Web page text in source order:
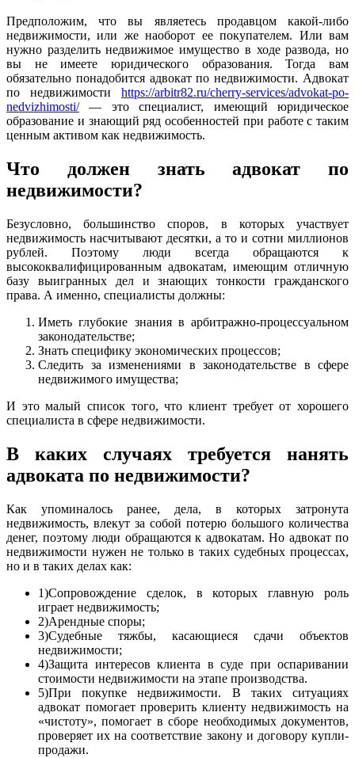
Предположим, что вы являетесь продавцом какой-либо
недвижимости, или же наоборот ее покупателем. Или вам
нужно разделить недвижимое имущество в ходе развода, но
вы не имеете юридического образования. Тогда вам
обязательно понадобится адвокат по недвижимости. Адвокат
по недвижимости https://arbitr82.ru/cherry-services/advokat-po-
nedvizhimosti/— это специалист, имеющий юридическое
образование и знающий ряд особенностей при работе с таким
ценным активом как недвижимость.
Что должен знать адвокат по
недвижимости?
Безусловно, большинство споров, в которых участвует
недвижимость насчитывают десятки, а то и сотни миллионов
рублей. Поэтому люди всегда обращаются к
высококвалифицированным адвокатам, имеющим отличную
базу выигранных дел и знающих тонкости гражданского
права. А именно, специалисты должны:
Иметь глубокие знания в арбитражно-процессуальном
законодательстве;
Знать специфику экономических процессов;
Следить за изменениями в законодательстве в сфере
недвижимого имущества;
И это малый список того, что клиент требует от хорошего
специалиста в сфере недвижимости.
В каких случаях требуется нанять
адвоката по недвижимости?
Как упоминалось ранее, дела, в которых затронута
недвижимость, влекут за собой потерю большого количества
денег, поэтому люди обращаются к адвокатам. Но адвокат по
недвижимости нужен не только в таких судебных процессах,
но и в таких делах как:
1)Сопровождение сделок, в которых главную роль
играет недвижимость;
2)Арендные споры;
3)Судебные тяжбы, касающиеся сдачи объектов
недвижимости;
4)Защита интересов клиента в суде при оспаривании
стоимости недвижимости на этапе производства.
5)При покупке недвижимости. В таких ситуациях
адвокат помогает проверить клиенту недвижимость на
«чистоту», помогает в сборе необходимых документов,
проверяет их на соответствие закону и договору купли-
продажи.